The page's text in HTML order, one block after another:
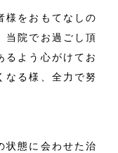
様をおもてなしの
当院でお過ごし頂
るよう心がけてお
なる様、全力で努
状態に会わせた治